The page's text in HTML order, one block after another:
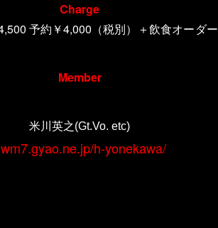
Charge
予約￥4,000 （税別）＋飲食オーダー
Member
米川英之(Gt.Vo. etc)
h-yonekawa/